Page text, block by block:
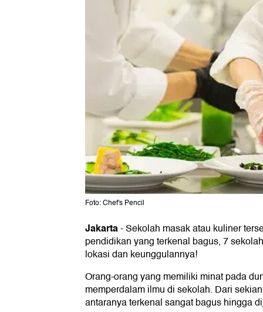
Foto: Chef's Pencil
Jakarta-Sekolah masak atau kuliner
pendidikan yang terkenal bagus, 7
lokasi dan keunggulannya!
Orang-orang yang memiliki minat pada
memperdalam ilmu di sekolah. Dari
antaranya terkenal sangat bagus hingga